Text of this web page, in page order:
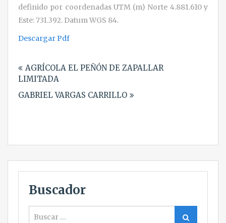
definido por coordenadas UTM (m) Norte 4.881.610 y
Este: 731.392. Datum WGS 84.
Descargar Pdf
de
entradas
AGRÍCOLA EL PEÑÓN DE ZAPALLAR
LIMITADA
GABRIEL VARGAS CARRILLO
Buscador
Buscar